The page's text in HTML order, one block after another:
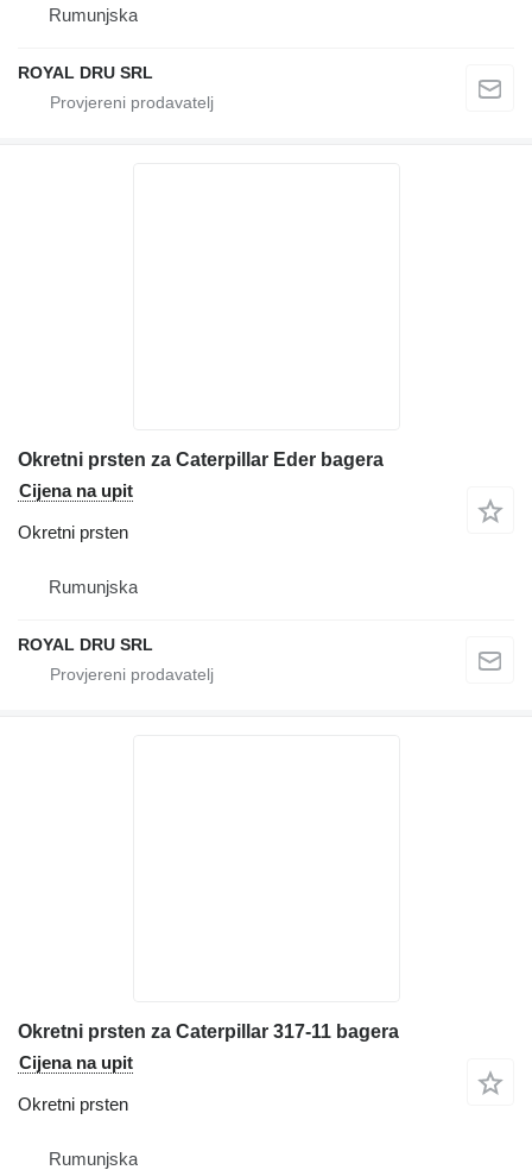
Rumunjska
ROYAL DRU SRL
Okretni prsten za Caterpillar Eder bagera
Cijena na upit
Okretni prsten
Rumunjska
ROYAL DRU SRL
Okretni prsten za Caterpillar 317-11 bagera
Cijena na upit
Okretni prsten
Rumunjska